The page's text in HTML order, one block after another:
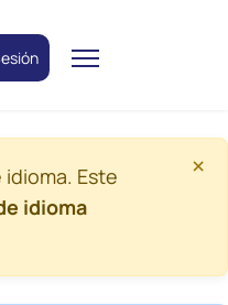
×
Este
idioma